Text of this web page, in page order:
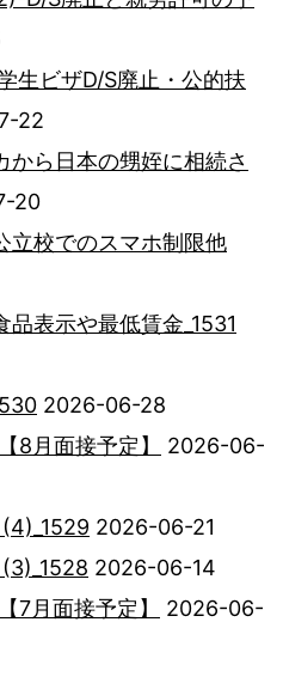
生ビザD/S廃止・公的扶
22
ら日本の甥姪に相続さ
20
立校でのスマホ制限他
表示や最低賃金_1531
2026-06-28
8月面接予定】
2026-06-
2026-06-21
2026-06-14
7月面接予定】
2026-06-